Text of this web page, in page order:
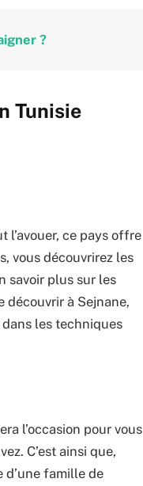
?
Tunisie
l’avouer, ce pays offre
vous découvrirez les
savoir plus sur les
découvrir à Sejnane,
dans les techniques
l’occasion pour vous
C’est ainsi que,
d’une famille de